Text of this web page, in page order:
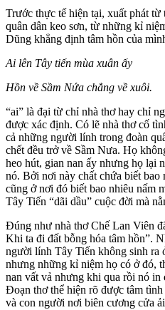
Trước thực tế hiện tại, xuất phát
quân dân keo sơn, từ những kỉ
Dũng khẳng định tâm hồn của
Ai lên Tây tiến mùa xuân ấy
Hồn về Sầm Nứa chẳng về xuôi.
“ai” là đại từ chỉ nhà thơ hay chỉ
được xác định. Có lẽ nhà thơ cố
cả những người lính trong đoàn
chết đều trở về Sầm Nưa. Họ
heo hút, gian nan ấy nhưng họ lại
nó. Bởi nơi này chất chứa biết bao
cũng ở nơi đó biết bao nhiêu nấm
Tây Tiến “dãi dầu” cuộc đời mà
Đúng như nhà thơ Chế Lan Viên
Khi ta đi đất bỗng hóa tâm hồn”.
người lính Tây Tiến không sinh ra
nhưng những kỉ niệm họ có ở đó,
nan vất vả nhưng khi qua rồi nó in
Đoạn thơ thể hiện rõ được tâm
và con người nơi biên cương cửa